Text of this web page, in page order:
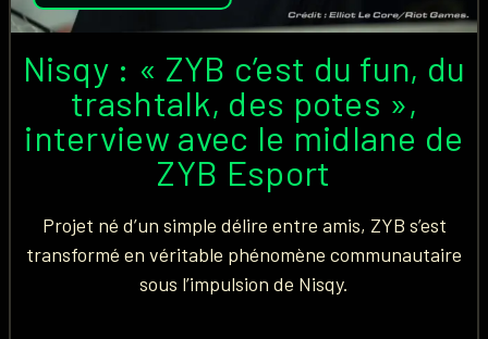
Nisqy : « ZYB c’est du fun, du
trashtalk, des potes »,
interview avec le midlane de
ZYB Esport
Projet né d’un simple délire entre amis, ZYB s’est
transformé en véritable phénomène communautaire
sous l’impulsion de Nisqy.